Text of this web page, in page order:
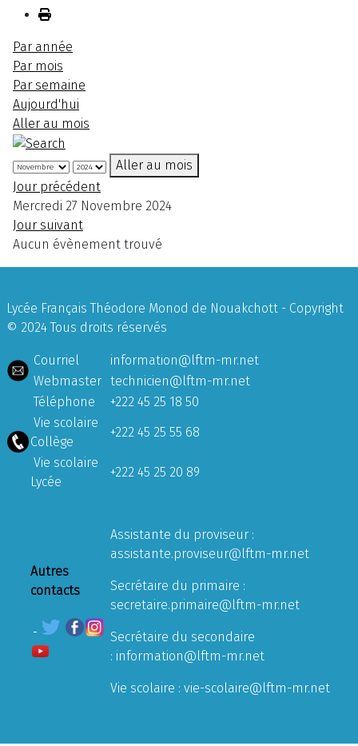
Par année
Par mois
Par semaine
Aujourd'hui
Aller au mois
Aller au mois
Jour précédent
Mercredi 27 Novembre 2024
Jour suivant
Aucun évènement trouvé
Lycée Français Théodore Monod de Nouakchott - Copyright
© 2024 Tous droits réservés
Courriel
information@lftm-mr.net
Webmaster technicien@lftm-mr.net
Téléphone
+222 45 25 18 50
Vie scolaire
Collège
+222 45 25 55 68
Vie scolaire
Lycée
+222 45 25 20 89
Autres
contacts
Assistante du proviseur :
assistante.proviseur@lftm-mr.net
Secrétaire du primaire :
secretaire.primaire@lftm-mr.net
Secrétaire du secondaire
: information@lftm-mr.net
Vie scolaire : vie-scolaire@lftm-mr.net